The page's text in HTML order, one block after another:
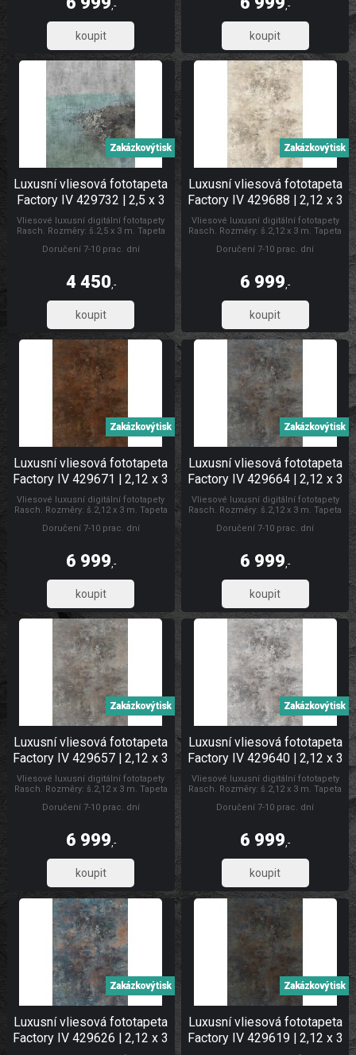
zakrytí jemných prasklin. Fototapety
vliesové plech
,-
5 784,30
zakrytí jemných prasklin. Fototapety
vliesové Luxusní vliesové fototapety
,-
5 784,30
Luxusní vliesová fototapeta
Factory IV 429732 | 2,5 x 3
m | Lepidlo zdarma
Vliesové luxusní digitální fototapety
Rasch. Rozměry: š.2,5 x 3 m. Tapeta
pouze zeď. Vliesové tapety na zeď se
zakrytí jemných prasklin. Fototapety
vliesové plech
Zakázkový tisk
Doručení 7-10 prac. dní
4 450,-
3 677,69
Luxusní vliesová fototapeta
Factory IV 429688 | 2,12 x 3
m | Lepidlo zdarma
Vliesové luxusní digitální fototapety
Rasch. Rozměry: š.2,12 x 3 m. Tapeta
pouze zeď. Vliesové tapety na zeď se
zakrytí jemných prasklin. Fototapety
vliesové Luxusní vliesové fototapety
Zakázkový tisk
Doručení 7-10 prac. dní
6 999,-
5 784,30
Luxusní vliesová fototapeta
Factory IV 429671 | 2,12 x 3
m | Lepidlo zdarma
Vliesové luxusní digitální fototapety
Rasch. Rozměry: š.2,12 x 3 m. Tapeta
pouze zeď. Vliesové tapety na zeď se
zakrytí jemných prasklin. Fototapety
Zakázkový tisk
Doručení 7-10 prac. dní
6 999,-
5 784,30
Luxusní vliesová fototapeta
Factory IV 429664 | 2,12 x 3
m | Lepidlo zdarma
Vliesové luxusní digitální fototapety
Rasch. Rozměry: š.2,12 x 3 m. Tapeta
pouze zeď. Vliesové tapety na zeď se
zakrytí jemných prasklin. Fototapety
Zakázkový tisk
Doručení 7-10 prac. dní
6 999,-
5 784,30
Luxusní vliesová fototapeta
Factory IV 429657 | 2,12 x 3
m | Lepidlo zdarma
Vliesové luxusní digitální fototapety
Rasch. Rozměry: š.2,12 x 3 m. Tapeta
pouze zeď. Vliesové tapety na zeď se
zakrytí jemných prasklin. Fototapety
Zakázkový tisk
Doručení 7-10 prac. dní
6 999,-
5 784,30
Luxusní vliesová fototapeta
Factory IV 429640 | 2,12 x 3
m | Lepidlo zdarma
Vliesové luxusní digitální fototapety
Rasch. Rozměry: š.2,12 x 3 m. Tapeta
pouze zeď. Vliesové tapety na zeď se
zakrytí jemných prasklin. Fototapety
Zakázkový tisk
Doručení 7-10 prac. dní
6 999,-
5 784,30
Luxusní vliesová fototapeta
Factory IV 429626 | 2,12 x 3
Zakázkový tisk
Luxusní vliesová fototapeta
Factory IV 429619 | 2,12 x 3
Zakázkový tisk